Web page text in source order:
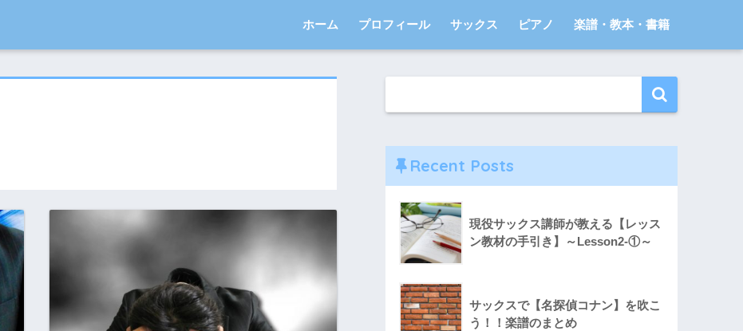
ホーム プロフィール サックス ピアノ 楽譜・教本・書籍
Recent Posts
現役サックス講師が教える【レッス
ン教材の手引き】～Lesson2-①～
サックスで【名探偵コナン】を吹こ
う！！楽譜のまとめ